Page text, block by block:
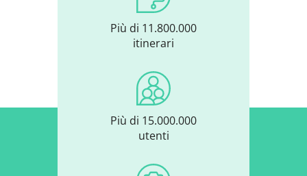
Più di 11.800.000
itinerari
Più di 15.000.000
utenti